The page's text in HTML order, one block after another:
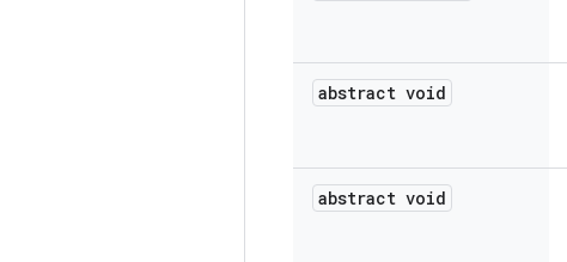
abstract void
abstract void